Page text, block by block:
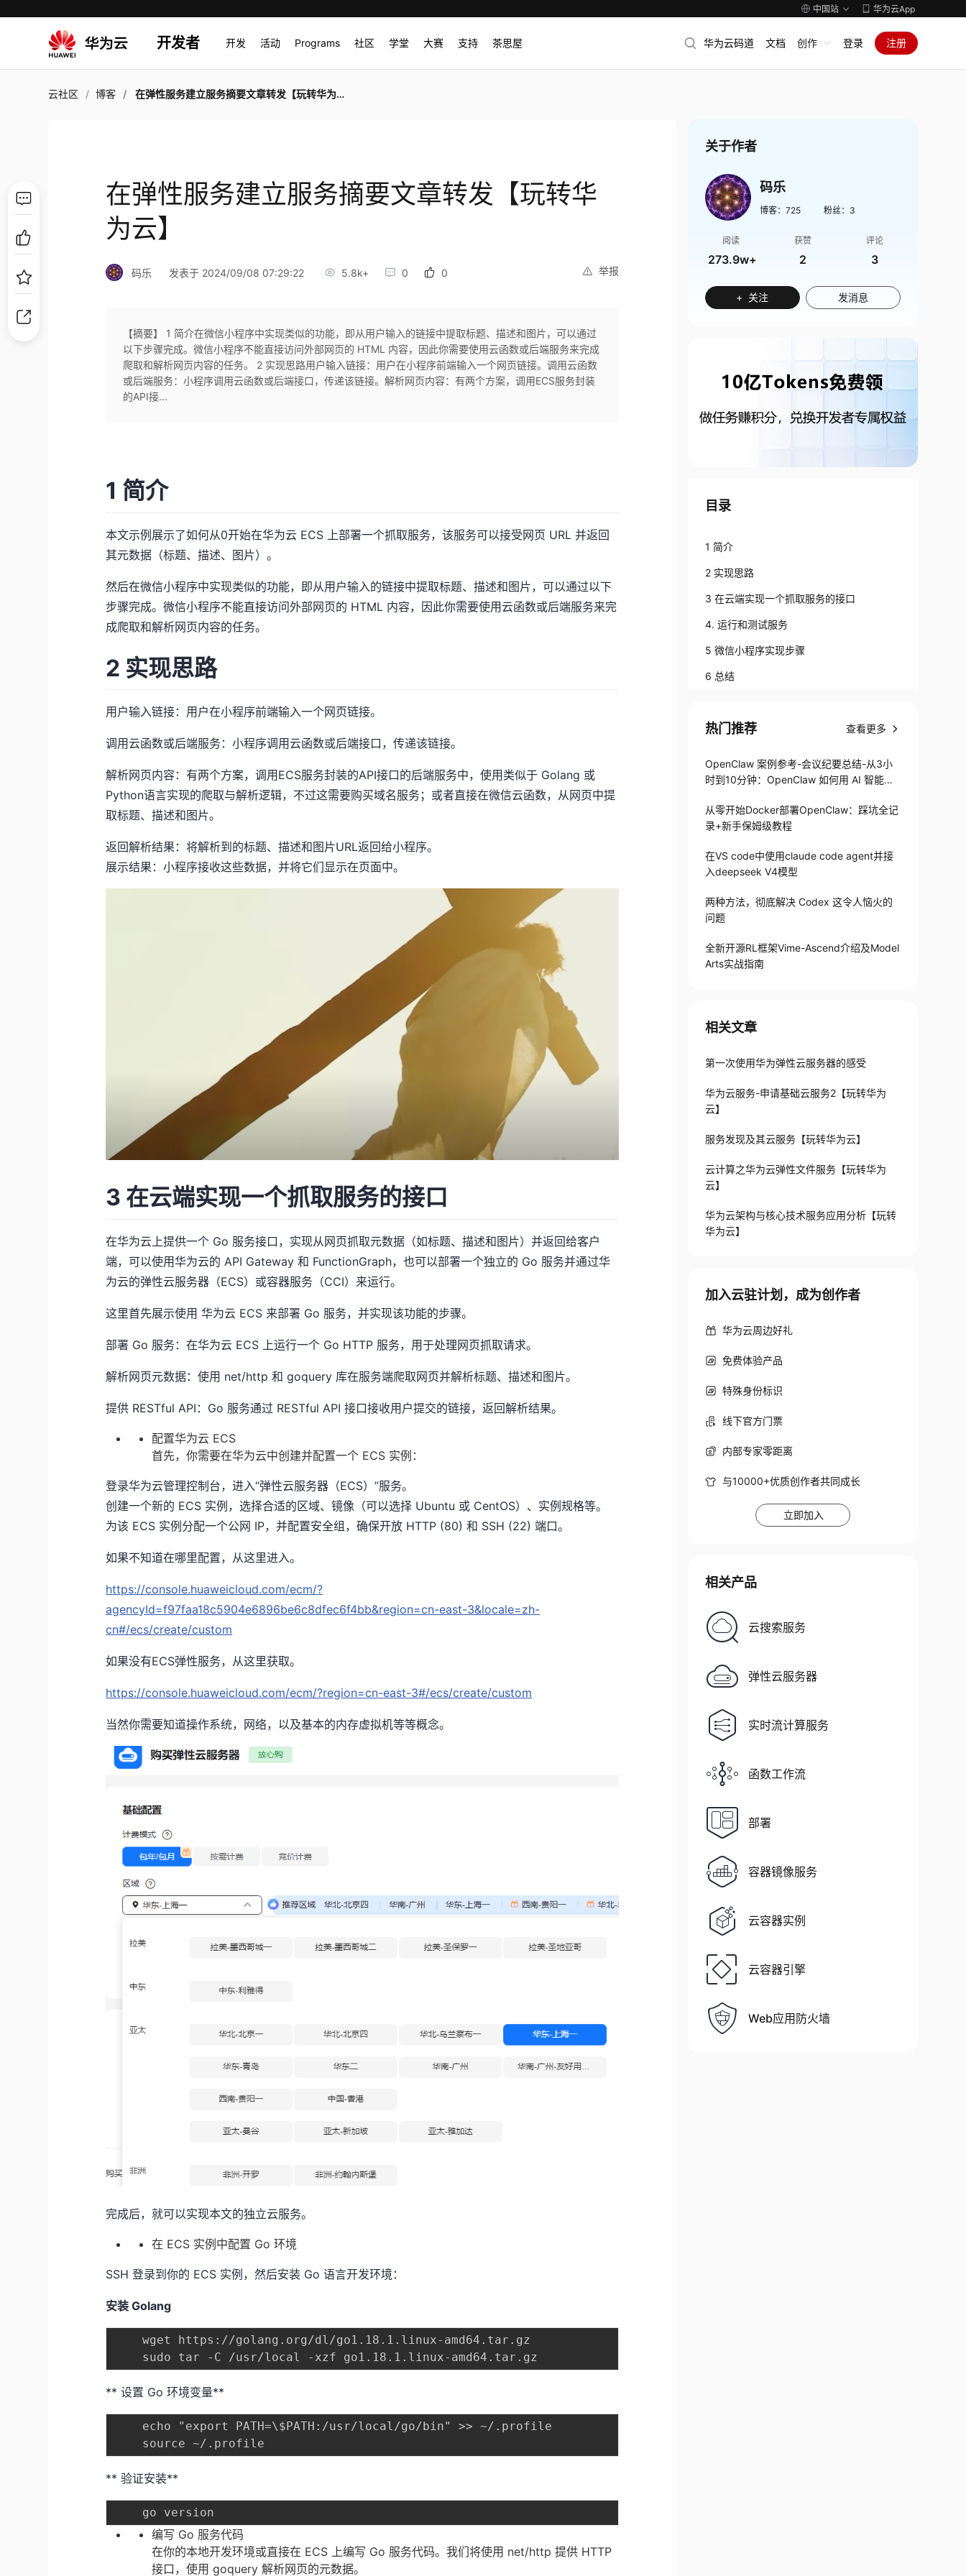
中国站 华为云App
开发者 开发 活动 Programs 社区 学堂 大赛 支持 茶思屋 华为云码道 文档 创作 登录 注册
云社区 博客 在弹性服务建立服务摘要文章转发【玩转华为云】
在弹性服务建立服务摘要文章转发【玩转华
为云】
举报
码乐 发表于 2024/09/08 07:29:22 5.8k+ 0 0
【摘要】 1 简介在微信小程序中实现类似的功能，即从用户输入的链接中提取标题、描述和图片，可以通过
以下步骤完成。微信小程序不能直接访问外部网页的 HTML 内容，因此你需要使用云函数或后端服务来完成
爬取和解析网页内容的任务。 2 实现思路用户输入链接：用户在小程序前端输入一个网页链接。调用云函数
或后端服务：小程序调用云函数或后端接口，传递该链接。解析网页内容：有两个方案，调用ECS服务封装
的API接...
1 简介
本文示例展示了如何从0开始在华为云 ECS 上部署一个抓取服务，该服务可以接受网页 URL 并返回
其元数据（标题、描述、图片）。
然后在微信小程序中实现类似的功能，即从用户输入的链接中提取标题、描述和图片，可以通过以下
步骤完成。微信小程序不能直接访问外部网页的 HTML 内容，因此你需要使用云函数或后端服务来完
成爬取和解析网页内容的任务。
2 实现思路
用户输入链接：用户在小程序前端输入一个网页链接。
调用云函数或后端服务：小程序调用云函数或后端接口，传递该链接。
解析网页内容：有两个方案，调用ECS服务封装的API接口的后端服务中，使用类似于 Golang 或
Python语言实现的爬取与解析逻辑，不过这需要购买域名服务；或者直接在微信云函数，从网页中提
取标题、描述和图片。
返回解析结果：将解析到的标题、描述和图片URL返回给小程序。
展示结果：小程序接收这些数据，并将它们显示在页面中。
3 在云端实现一个抓取服务的接口
在华为云上提供一个 Go 服务接口，实现从网页抓取元数据（如标题、描述和图片）并返回给客户
端，可以使用华为云的 API Gateway 和 FunctionGraph，也可以部署一个独立的 Go 服务并通过华
为云的弹性云服务器（ECS）或容器服务（CCI）来运行。
这里首先展示使用 华为云 ECS 来部署 Go 服务，并实现该功能的步骤。
部署 Go 服务：在华为云 ECS 上运行一个 Go HTTP 服务，用于处理网页抓取请求。
解析网页元数据：使用 net/http 和 goquery 库在服务端爬取网页并解析标题、描述和图片。
提供 RESTful API：Go 服务通过 RESTful API 接口接收用户提交的链接，返回解析结果。
配置华为云 ECS
首先，你需要在华为云中创建并配置一个 ECS 实例：
登录华为云管理控制台，进入“弹性云服务器（ECS）”服务。
创建一个新的 ECS 实例，选择合适的区域、镜像（可以选择 Ubuntu 或 CentOS）、实例规格等。
为该 ECS 实例分配一个公网 IP，并配置安全组，确保开放 HTTP (80) 和 SSH (22) 端口。
如果不知道在哪里配置，从这里进入。
https://console.huaweicloud.com/ecm/?
agencyId=f97faa18c5904e6896be6c8dfec6f4bb&region=cn-east-3&locale=zh-
cn#/ecs/create/custom
如果没有ECS弹性服务，从这里获取。
https://console.huaweicloud.com/ecm/?region=cn-east-3#/ecs/create/custom
当然你需要知道操作系统，网络，以及基本的内存虚拟机等等概念。
完成后，就可以实现本文的独立云服务。
在 ECS 实例中配置 Go 环境
SSH 登录到你的 ECS 实例，然后安装 Go 语言开发环境：
安装 Golang
	wget https://golang.org/dl/go1.18.1.linux-amd64.tar.gz
** 设置 Go 环境变量**
** 验证安装**
编写 Go 服务代码
在你的本地开发环境或直接在 ECS 上编写 Go 服务代码。我们将使用 net/http 提供 HTTP
接口，使用 goquery 解析网页的元数据。
关于作者
码乐
博客： 725 粉丝： 3
阅读
273.9w+
获赞
2
评论
3
+ 关注 发消息
目录
1 简介
2 实现思路
3 在云端实现一个抓取服务的接口
4. 运行和测试服务
5 微信小程序实现步骤
6 总结
热门推荐 查看更多
OpenClaw 案例参考-会议纪要总结-从3小
时到10分钟：OpenClaw 如何用 AI 智能体
从零开始Docker部署OpenClaw：踩坑全记
录+新手保姆级教程
在VS code中使用claude code agent并接
入deepseek V4模型
两种方法，彻底解决 Codex 这令人恼火的
问题
全新开源RL框架Vime-Ascend介绍及Model
Arts实战指南
相关文章
第一次使用华为弹性云服务器的感受
华为云服务-申请基础云服务2【玩转华为
云】
服务发现及其云服务【玩转华为云】
云计算之华为云弹性文件服务【玩转华为
云】
华为云架构与核心技术服务应用分析【玩转
华为云】
加入云驻计划，成为创作者
华为云周边好礼
免费体验产品
特殊身份标识
线下官方门票
内部专家零距离
与10000+优质创作者共同成长
立即加入
相关产品
云搜索服务
弹性云服务器
实时流计算服务
函数工作流
部署
容器镜像服务
云容器实例
云容器引擎
Web应用防火墙